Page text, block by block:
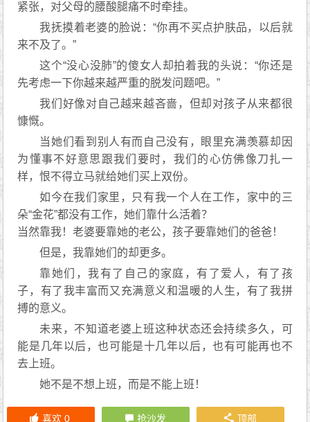
紧张，对父母的腰酸腿痛不时牵挂。
我抚摸着老婆的脸说：“你再不买点护肤品，以后就
来不及了。”
这个“没心没肺”的傻女人却拍着我的头说：“你还是
先考虑一下你越来越严重的脱发问题吧。”
我们好像对自己越来越吝啬，但却对孩子从来都很
慷慨。
当她们看到别人有而自己没有，眼里充满羡慕却因
为懂事不好意思跟我们要时，我们的心仿佛像刀扎一
样，恨不得立马就给她们买上双份。
如今在我们家里，只有我一个人在工作，家中的三
朵“金花”都没有工作，她们靠什么活着？
当然靠我！老婆要靠她的老公，孩子要靠她们的爸爸！
但是，我靠她们的却更多。
靠她们，我有了自己的家庭，有了爱人，有了孩
子，有了我丰富而又充满意义和温暖的人生，有了我拼
搏的意义。
未来，不知道老婆上班这种状态还会持续多久，可
能是几年以后，也可能是十几年以后，也有可能再也不
去上班。
她不是不想上班，而是不能上班！
喜欢 0 抢沙发 顶部